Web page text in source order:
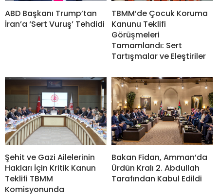
ABD Başkanı Trump’tan
İran’a ‘Sert Vuruş’ Tehdidi
TBMM’de Çocuk Koruma
Kanunu Teklifi
Görüşmeleri
Tamamlandı: Sert
Tartışmalar ve Eleştiriler
Şehit ve Gazi Ailelerinin
Hakları İçin Kritik Kanun
Teklifi TBMM
Komisyonunda
Bakan Fidan, Amman’da
Ürdün Kralı 2. Abdullah
Tarafından Kabul Edildi